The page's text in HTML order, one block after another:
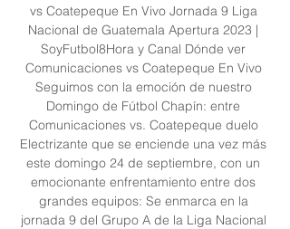
vs Coatepeque En Vivo Jornada 9 Liga
Nacional de Guatemala Apertura 2023 |
SoyFutbol8Hora y Canal Dónde ver
Comunicaciones vs Coatepeque En Vivo
Seguimos con la emoción de nuestro
Domingo de Fútbol Chapín: entre
Comunicaciones vs. Coatepeque duelo
Electrizante que se enciende una vez más
este domingo 24 de septiembre, con un
emocionante enfrentamiento entre dos
grandes equipos: Se enmarca en la
jornada 9 del Grupo A de la Liga Nacional